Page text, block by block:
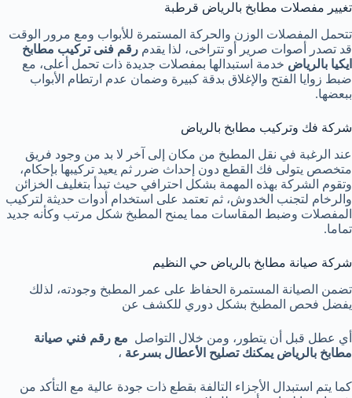
تغيير مفصلات مطابخ بالرياض قرطبة
تتحمل المفصلات الوزن والحركة المستمرة للأبواب ومع مرور الوقت
قد تصدر أصوات صرير أو تتراخى، لذا يقدم رقم فنى تركيب مطابخ
ايكيا بالرياض خدمة استبدالها بمفصلات جديدة ذات تحمل أعلى، مع
ضبط زوايا الفتح والإغلاق بدقة كبيرة وضمان عدم ارتطام الأبواب
ببعضها.
شركة فك وتركيب مطابخ بالرياض
عند الرغبة في نقل المطبخ من مكان إلى آخر لا بد من وجود فريق
متخصص يتولى فك القطع دون إحداث ضرر ثم يعيد تركيبها بإحكام،
وتقوم الشركة بهذه المهمة بشكل احترافي حيث تبدأ بتغليف الخزائن
والرخام لتجنب الخدوش، ثم تعتمد على استخدام أدوات حديثة لتركيب
المفصلات وضبط المقاسات مما يمنح المطبخ شكل مرتب وكأنه جديد
تماما.
شركة صيانة مطابخ بالرياض حي النظيم
تضمن الصيانة المستمرة الحفاظ على عمر المطبخ وجودته، لذلك
يفضل فحص المطبخ بشكل دوري للكشف عن
أي عطل قبل أن يتطور، ومن خلال التواصل مع رقم فني صيانة
مطابخ بالرياض يمكنك تصليح الأعطال بسرعة ،
كما يتم استبدال الأجزاء التالفة بقطع ذات جودة عالية مع التأكد من